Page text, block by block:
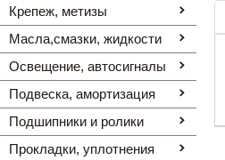
Крепеж, метизы
Масла,смазки, жидкости
Освещение, автоcигналы
Подвеска, амортизация
Подшипники и ролики
Прокладки, уплотнения